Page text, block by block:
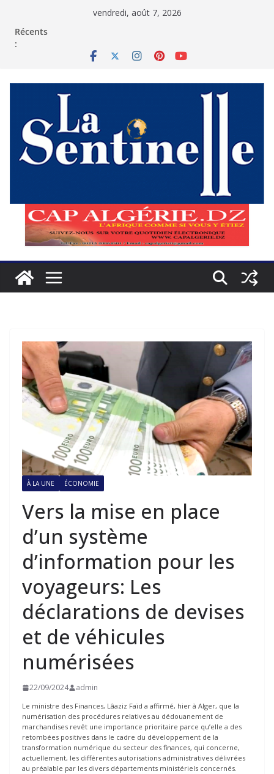
vendredi, août 7, 2026
Récents
:
À LA UNE ÉCONOMIE
Vers la mise en place
d’un système
d’information pour les
voyageurs: Les
déclarations de devises
et de véhicules
numérisées
22/09/2024 admin
Le ministre des Finances, Lâaziz Faïd a affirmé, hier à Alger, que la
numérisation des procédures relatives au dédouanement de
marchandises revêt une importance prioritaire parce qu’elle a des
retombées positives dans le cadre du développement de la
transformation numérique du secteur des finances, qui concerne,
actuellement, les différentes autorisations administratives délivrées
au préalable par les divers départements ministériels concernés.